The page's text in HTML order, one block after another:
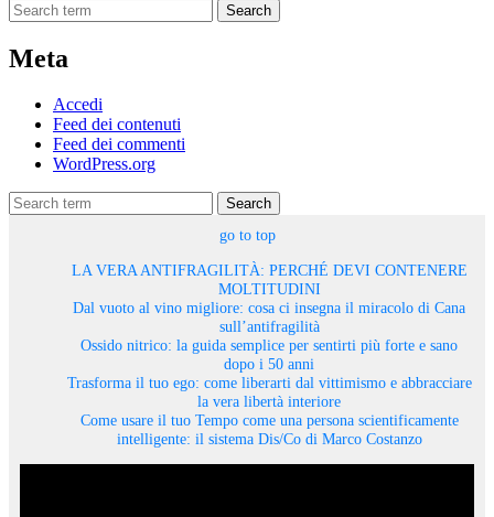
Search
Meta
Accedi
Feed dei contenuti
Feed dei commenti
WordPress.org
Search
go to top
LA VERA ANTIFRAGILITÀ: PERCHÉ DEVI CONTENERE
MOLTITUDINI
Dal vuoto al vino migliore: cosa ci insegna il miracolo di Cana
sull’antifragilità
Ossido nitrico: la guida semplice per sentirti più forte e sano
dopo i 50 anni
Trasforma il tuo ego: come liberarti dal vittimismo e abbracciare
la vera libertà interiore
Come usare il tuo Tempo come una persona scientificamente
intelligente: il sistema Dis/Co di Marco Costanzo